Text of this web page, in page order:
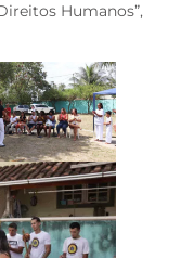
Humanos”,